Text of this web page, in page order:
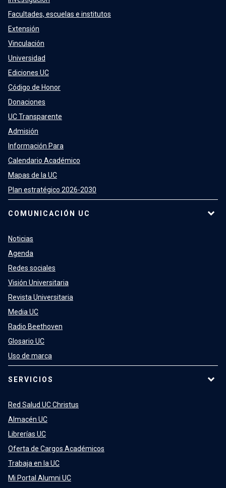
Facultades, escuelas e institutos
Extensión
Vinculación
Universidad
Ediciones UC
Código de Honor
Donaciones
UC Transparente
Admisión
Información Para
Calendario Académico
Mapas de la UC
Plan estratégico 2026-2030
COMUNICACIÓN UC
Noticias
Agenda
Redes sociales
Visión Universitaria
Revista Universitaria
Media UC
Radio Beethoven
Glosario UC
Uso de marca
SERVICIOS
Red Salud UC Christus
Almacén UC
Librerías UC
Oferta de Cargos Académicos
Trabaja en la UC
Mi Portal Alumni UC